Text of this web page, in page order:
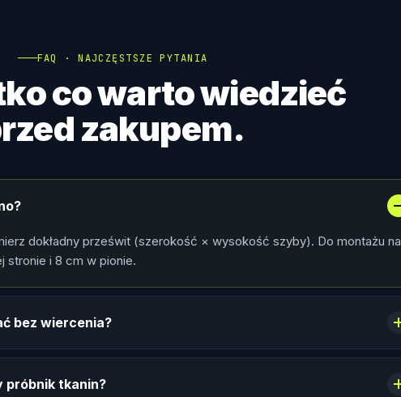
FAQ · NAJCZĘSTSZE PYTANIA
co warto wiedzieć
zakupem.
dokładny prześwit (szerokość × wysokość szyby). Do montażu na
i 8 cm w pionie.
bez wiercenia?
próbnik tkanin?